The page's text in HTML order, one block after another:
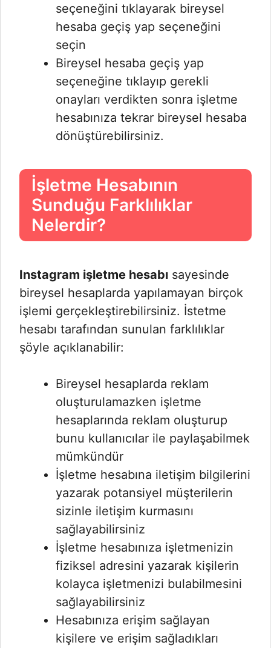
seçeneğini tıklayarak bireysel
hesaba geçiş yap seçeneğini
seçin
Bireysel hesaba geçiş yap
seçeneğine tıklayıp gerekli
onayları verdikten sonra işletme
hesabınıza tekrar bireysel hesaba
dönüştürebilirsiniz.
İşletme Hesabının
Sunduğu Farklılıklar
Nelerdir?
Instagram işletme hesabı sayesinde
bireysel hesaplarda yapılamayan birçok
işlemi gerçekleştirebilirsiniz. İstetme
hesabı tarafından sunulan farklılıklar
şöyle açıklanabilir:
Bireysel hesaplarda reklam
oluşturulamazken işletme
hesaplarında reklam oluşturup
bunu kullanıcılar ile paylaşabilmek
mümkündür
İşletme hesabına iletişim bilgilerini
yazarak potansiyel müşterilerin
sizinle iletişim kurmasını
sağlayabilirsiniz
İşletme hesabınıza işletmenizin
fiziksel adresini yazarak kişilerin
kolayca işletmenizi bulabilmesini
sağlayabilirsiniz
Hesabınıza erişim sağlayan
kişilere ve erişim sağladıkları